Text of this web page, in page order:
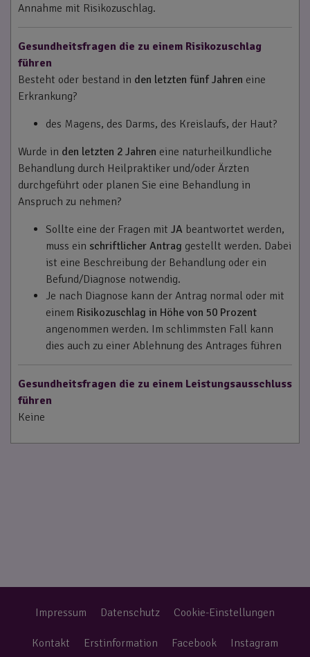
Annahme mit Risikozuschlag.
Gesundheitsfragen die zu einem Risikozuschlag
führen
Besteht oder bestand in den letzten fünf Jahren eine
Erkrankung?
des Magens, des Darms, des Kreislaufs, der Haut?
Wurde in den letzten 2 Jahren eine naturheilkundliche
Behandlung durch Heilpraktiker und/oder Ärzten
durchgeführt oder planen Sie eine Behandlung in
Anspruch zu nehmen?
Sollte eine der Fragen mit JA beantwortet werden,
muss ein schriftlicher Antrag gestellt werden. Dabei
ist eine Beschreibung der Behandlung oder ein
Befund/Diagnose notwendig.
Je nach Diagnose kann der Antrag normal oder mit
einem Risikozuschlag in Höhe von 50 Prozent
angenommen werden. Im schlimmsten Fall kann
dies auch zu einer Ablehnung des Antrages führen
Gesundheitsfragen die zu einem Leistungsausschluss
führen
Keine
Impressum Datenschutz Cookie-Einstellungen
Kontakt Erstinformation Facebook Instagram